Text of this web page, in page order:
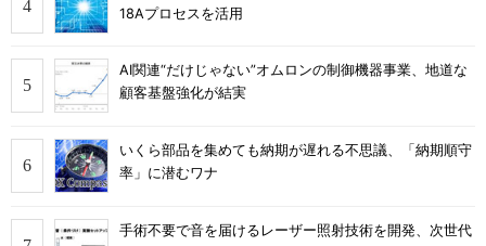
18Aプロセスを活用
AI関連“だけじゃない”オムロンの制御機器事業、地道な
顧客基盤強化が結実
いくら部品を集めても納期が遅れる不思議、「納期順守
率」に潜むワナ
手術不要で音を届けるレーザー照射技術を開発、次世代